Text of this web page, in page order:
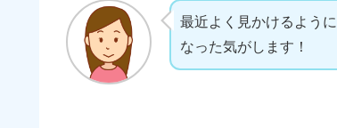
最近よく見かけるように
なった気がします！